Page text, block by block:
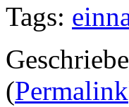
Tags:
(Permalink